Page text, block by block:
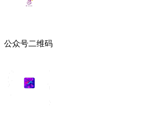
公众号二维码